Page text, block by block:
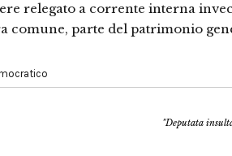
relegato a corrente interna
comune, parte del patrimonio
"Deputata